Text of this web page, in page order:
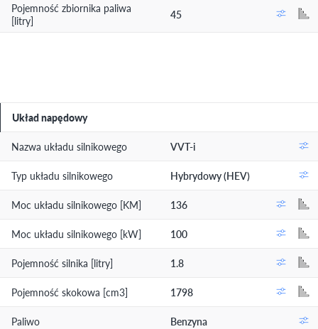
Pojemność zbiornika paliwa
[litry]
45
Układ napędowy
Nazwa układu silnikowego VVT-i
Typ układu silnikowego Hybrydowy (HEV)
Moc układu silnikowego [KM] 136
Moc układu silnikowego [kW] 100
Pojemność silnika [litry] 1.8
Pojemność skokowa [cm3] 1798
Paliwo Benzyna